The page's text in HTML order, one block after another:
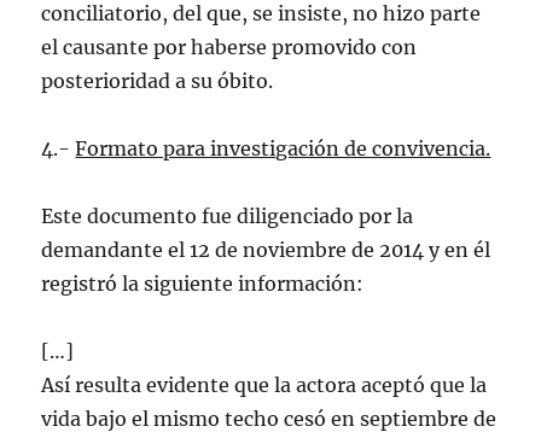
conciliatorio, del que, se insiste, no hizo parte
el causante por haberse promovido con
posterioridad a su óbito.
4.-Formato para investigación de convivencia.
Este documento fue diligenciado por la
demandante el 12 de noviembre de 2014 y en él
registró la siguiente información:
[…]
Así resulta evidente que la actora aceptó que la
vida bajo el mismo techo cesó en septiembre de